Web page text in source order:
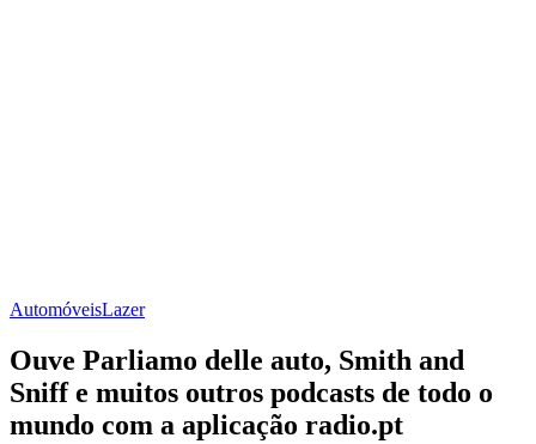
AutomóveisLazer
Ouve Parliamo delle auto, Smith and
Sniff e muitos outros podcasts de todo o
mundo com a aplicação radio.pt